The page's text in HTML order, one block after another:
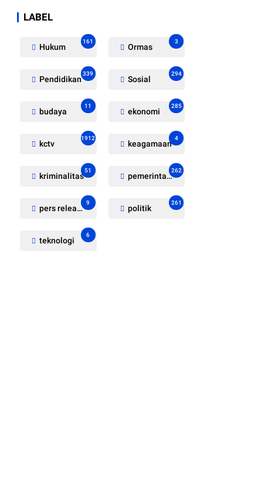
LABEL
Hukum
161
Ormas
3
Pendidikan
339
Sosial
294
budaya
11
ekonomi
285
kctv
1912
keagamaan
4
kriminalitas
51
pemerintahan
262
pers release
9
politik
261
teknologi
6